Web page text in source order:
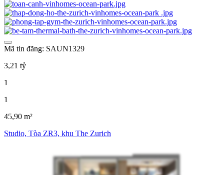
Mã tin đăng: SAUN1329
3,21 tỷ
1
1
45,90 m²
Studio, Tòa ZR3, khu The Zurich